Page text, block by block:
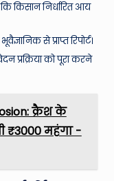
किसान निर्धारित आय
से प्राप्त रिपोर्ट।
प्रक्रिया को पूरा करने
क्रैश के
₹3000 महंगा -